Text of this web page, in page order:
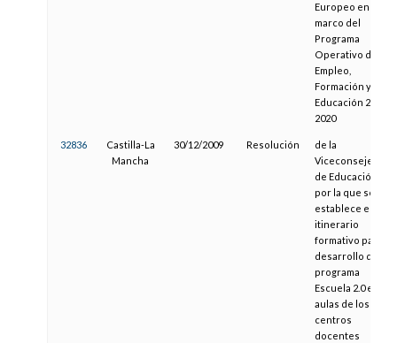
Europeo en el
marco del
Programa
Operativo de
Empleo,
Formación y
Educación 2014-
2020
32836
Castilla-La
Mancha
30/12/2009 Resolución
de la
Viceconsejería
de Educación,
por la que se
establece el
itinerario
formativo para el
desarrollo del
programa
Escuela 2.0 en las
aulas de los
centros
docentes